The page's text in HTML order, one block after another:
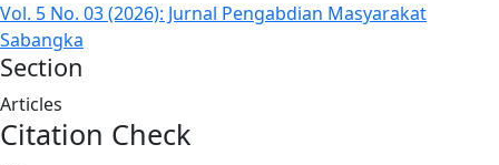
Vol. 5 No. 03 (2026): Jurnal Pengabdian Masyarakat
Sabangka
Section
Articles
Citation Check